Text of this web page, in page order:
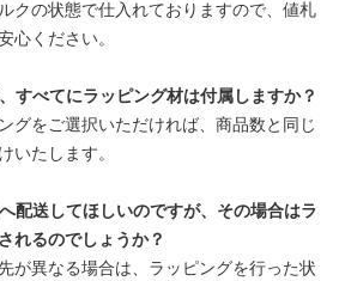
クの状態で仕入れておりますので、値札
心ください。
すべてにラッピング材は付属しますか？
グをご選択いただければ、商品数と同じ
いたします。
配送してほしいのですが、その場合はラ
れるのでしょうか？
が異なる場合は、ラッピングを行った状